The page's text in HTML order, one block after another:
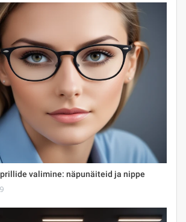
valimine: näpunäiteid ja nippe